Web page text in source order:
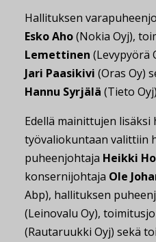
Hallituksen
Esko Aho(Nokia Oyj),
Lemettinen (Levypyörä
Jari Paasikivi (Oras Oy)
Hannu Syrjälä (Tieto
Edellä mainittujen lisäksi
työvaliokuntaan valittiin
puheenjohtaja Heikki
konsernijohtaja Ole
Abp), hallituksen
(Leinovalu Oy),
(Rautaruukki Oyj) sekä